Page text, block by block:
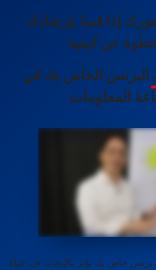
إذا قمنا بإرشادك
عن كيفية
البزنس الخاص بك في
المعلومات
بزنس خاص بك يؤثر بالإيجاب في حياة